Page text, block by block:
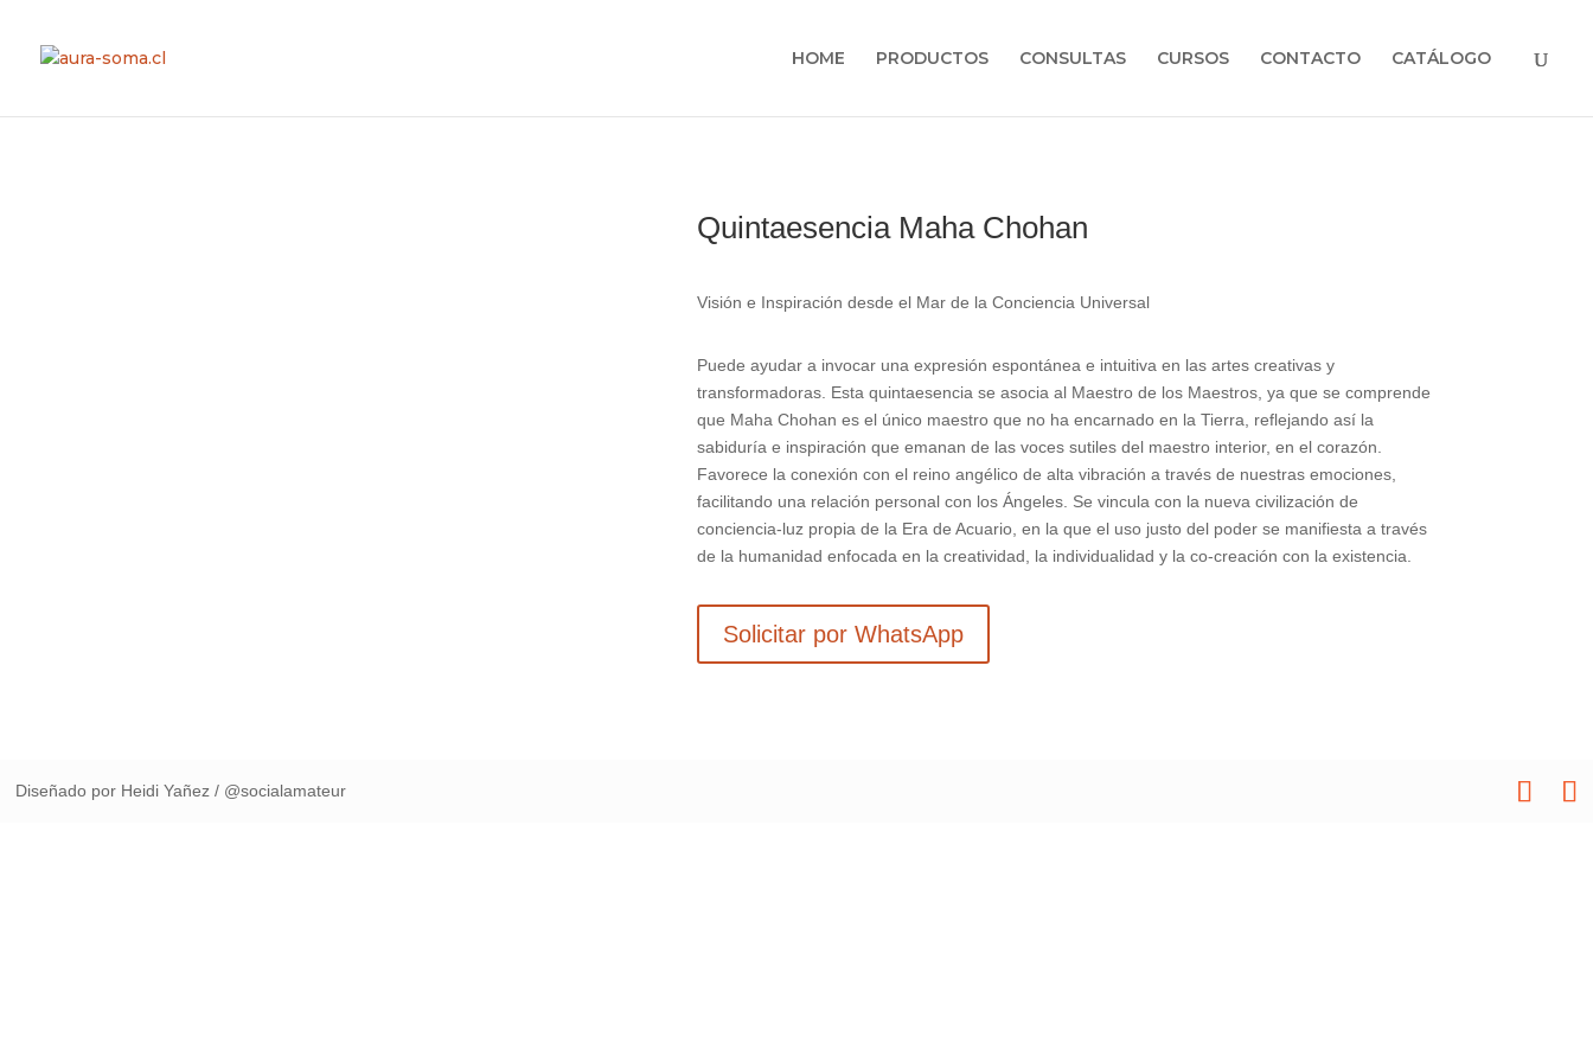
HOME PRODUCTOS CONSULTAS CURSOS CONTACTO CATÁLOGO
Quintaesencia Maha Chohan
Visión e Inspiración desde el Mar de la Conciencia Universal
Puede ayudar a invocar una expresión espontánea e intuitiva en las artes creativas y
transformadoras. Esta quintaesencia se asocia al Maestro de los Maestros, ya que se comprende
que Maha Chohan es el único maestro que no ha encarnado en la Tierra, reflejando así la
sabiduría e inspiración que emanan de las voces sutiles del maestro interior, en el corazón.
Favorece la conexión con el reino angélico de alta vibración a través de nuestras emociones,
facilitando una relación personal con los Ángeles. Se vincula con la nueva civilización de
conciencia-luz propia de la Era de Acuario, en la que el uso justo del poder se manifiesta a través
de la humanidad enfocada en la creatividad, la individualidad y la co-creación con la existencia.
Solicitar por WhatsApp
Diseñado por Heidi Yañez / @socialamateur